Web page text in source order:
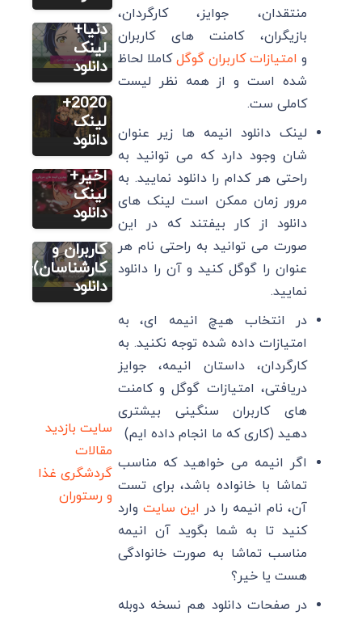
منتقدان، جوایز، کارگردان،
بازیگران، کامنت های کاربران
و امتیازات کاربران گوگلکاملا لحاظ
شده است و از همه نظر لیست
کاملی ست.
لینک دانلود انیمه ها زیر عنوان
شان وجود دارد که می توانید به
راحتی هر کدام را دانلود نمایید. به
مرور زمان ممکن است لینک های
دانلود از کار بیفتند که در این
صورت می توانید به راحتی نام هر
عنوان را گوگل کنید و آن را دانلود
نمایید.
در انتخاب هیچ انیمه ای، به
امتیازات داده شده توجه نکنید. به
کارگردان، داستان انیمه، جوایز
دریافتی، امتیازات گوگل و کامنت
های کاربران سنگینی بیشتری
دهید (کاری که ما انجام داده ایم)
اگر انیمه می خواهید که مناسب
تماشا با خانواده باشد، برای تست
آن، نام انیمه را در این سایت وارد
کنید تا به شما بگوید آن انیمه
مناسب تماشا به صورت خانوادگی
هست یا خیر؟
در صفحات دانلود هم نسخه دوبله
سینمایی
دنیا+
لینک
دانلود
سایر
15 تا از
بهترین
انیمه های
2020+
لینک
دانلود
سایر
21 بهترین
انیمه های
سریالی در
20 سال
اخیر+
لینک
دانلود
سایر
12 انیمه
ژاپنی برتر
(به
انتخاب
کاربران و
کارشناسان)+
دانلود
سایت بازدید
مقالات
گردشگری غذا
و رستوران